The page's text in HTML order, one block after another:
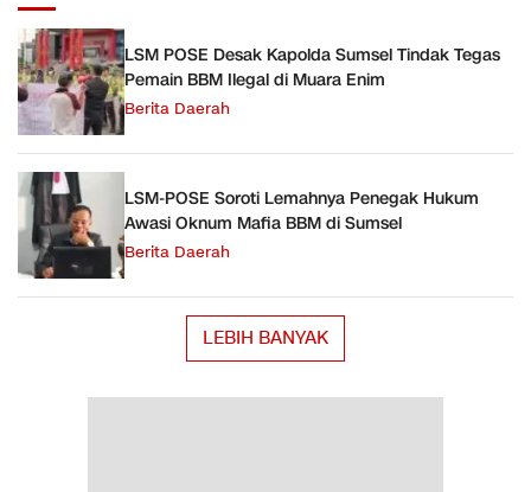
LSM POSE Desak Kapolda Sumsel Tindak Tegas
Pemain BBM Ilegal di Muara Enim
Berita Daerah
LSM-POSE Soroti Lemahnya Penegak Hukum
Awasi Oknum Mafia BBM di Sumsel
Berita Daerah
LEBIH BANYAK